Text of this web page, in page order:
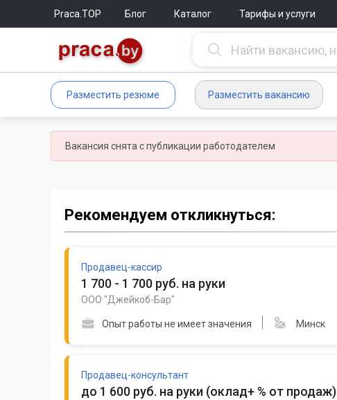
Praca.TOP Блог Каталог Тарифы и услуги
Разместить резюме Разместить вакансию
Вакансия снята с публикации работодателем
Рекомендуем откликнуться:
Продавец-кассир
1 700 - 1 700 руб. на руки
ООО "Джейкоб-Бар"
Опыт работы не имеет значения Минск
Продавец-консультант
до 1 600 руб. на руки (оклад+ % от продаж)